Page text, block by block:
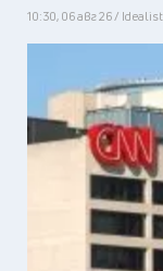
10:30, 06 авг 26 /